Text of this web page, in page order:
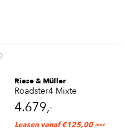
Riese & Müller
Roadster4 Mixte
4.679,-
Leasen vanaf €125,00 /mnd